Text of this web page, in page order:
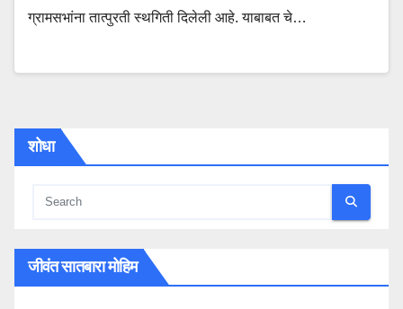
ग्रामसभांना तात्पुरती स्थगिती दिलेली आहे. याबाबत चे…
शोधा
जीवंत सातबारा मोहिम